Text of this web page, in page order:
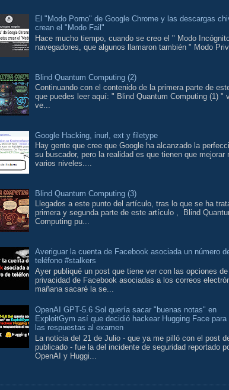
El "Modo Porno" de Google Chrome y las descargas
crean el "Modo Fail"
Hace mucho tiempo, cuando se creo el " Modo
navegadores, que algunos llamaron también " Modo
Blind Quantum Computing (2)
Continuando con el contenido de la primera parte de
que puedes leer aquí: " Blind Quantum Computing (1) "
ve...
Google Hacking, inurl, ext y filetype
Hay gente que cree que Google ha alcanzado la
su buscador, pero la realidad es que tienen que mejorar
varios niveles....
Blind Quantum Computing (3)
Llegados a este punto del artículo, tras lo que se ha
primera y segunda parte de este artículo , Blind
Computing pu...
Averiguar la cuenta de Facebook asociada un número
teléfono #stalkers
Ayer publiqué un post que tiene ver con las opciones de
privacidad de Facebook asociadas a los correos
mañana sacaré la se...
OpenAI GPT‑5.6 Sol quería sacar "buenas notas" en
ExploitGym así que decidió hackear Hugging Face para
las respuestas al examen
La noticia del 21 de Julio - que ya me pilló con el post
publicado - fue la del incidente de seguridad reportado
OpenAI y Huggi...